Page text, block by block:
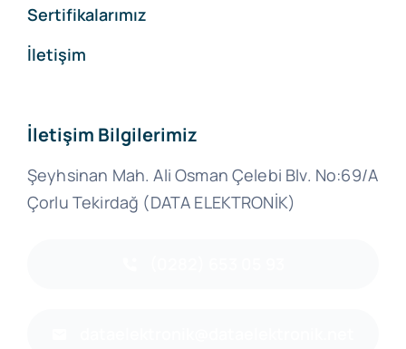
Sertifikalarımız
İletişim
İletişim Bilgilerimiz
Şeyhsinan Mah. Ali Osman Çelebi Blv. No:69/A
Çorlu Tekirdağ (DATA ELEKTRONİK)